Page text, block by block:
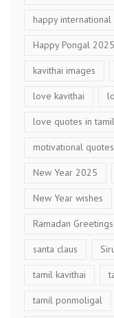
happy
Happy Pongal 2025
kavithai images
love kavithai
love quotes in tamil
motivational
New Year 2025
New Year wishes
Ramadan Greetings
santa claus
tamil kavithai
tamil ponmoligal